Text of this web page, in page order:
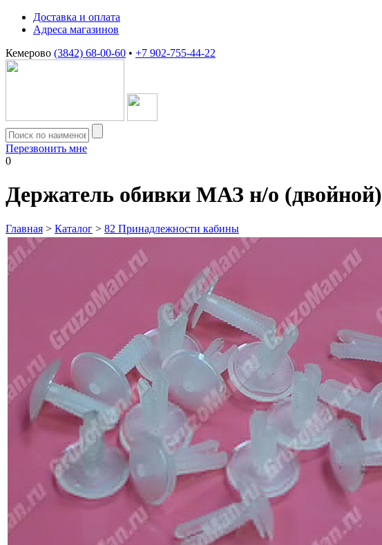
Доставка и оплата
Адреса магазинов
Кемерово (3842) 68-00-60 • +7 902-755-44-22
Перезвонить мне
0
Держатель обивки МАЗ н/о (двойной)
Главная > Каталог > 82 Принадлежности кабины